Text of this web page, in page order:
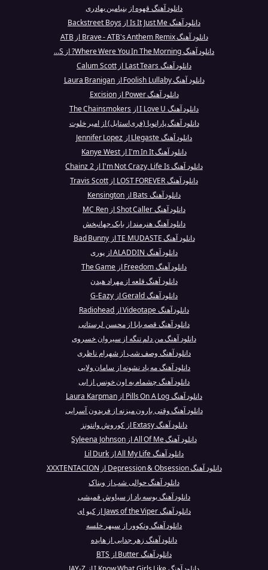
دانلود آهنگ قهوه از بنیامین بهادری
دانلود آهنگ Is It Just Me از Backstreet Boys
دانلود آهنگ Brave - ATB's Anthem Remix از ATB
دانلود آهنگ Where Were You In The Morning? از S...
دانلود آهنگ Last Tears از Calum Scott
دانلود آهنگ Foolish Lullaby از Laura Branigan
دانلود آهنگ Power از Excision
دانلود آهنگ I Love U از The Chainsmokers
دانلود آهنگ پارانویا (فری‌استایل) از امیر خلوت
دانلود آهنگ Llegaste از Jennifer Lopez
دانلود آهنگ I'm In It از Kanye West
دانلود آهنگ I'm Not Crazy, Life Is از 2 Chainz
دانلود آهنگ LOST FOREVER از Travis Scott
دانلود آهنگ Bats از Kensington
دانلود آهنگ Shot Caller از MC Ren
دانلود آهنگ هنرمند از بابک جهانبخش
دانلود آهنگ TE MUDASTE از Bad Bunny
دانلود آهنگ ALADDIN از پوری
دانلود آهنگ Freedom از The Game
دانلود آهنگ قلعه از مهراد هیدن
دانلود آهنگ Gerald از G-Eazy
دانلود آهنگ Videotape از Radiohead
دانلود آهنگ قصه بابا از محسن لرستانی
دانلود آهنگ من دلم تنگه از سیروان خسروی
دانلود آهنگ وصف شب از شهرام ناظری
دانلود آهنگ مه یاد نشونه از سامان ولایی
دانلود آهنگ چشمام به اون خونس از ابی
دانلود آهنگ Pills On A Log از Laura Karpman
دانلود آهنگ وقتی بارون میزنه از فریدون آسرایی
دانلود آهنگ Extasy از کوروش وانتونز
دانلود آهنگ All Of Me از Syleena Johnson
دانلود آهنگ All My Life از Lil Durk
دانلود آهنگ Depression & Obsession از XXXTENTACION
دانلود آهنگ حوالی شب از ویناک
دانلود آهنگ بوسه باد از سیاوش قمیشی
دانلود آهنگ Jaws of the Viper از کیو ای
دانلود آهنگ ونکوور از سپهر خلسه
دانلود آهنگ زهر جدایی از هایده
دانلود آهنگ Butter از BTS